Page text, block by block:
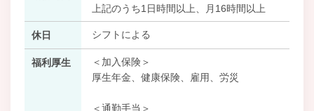
上記のうち1日時間以上、月16時間以上
休日 シフトによる
福利厚生
＜加入保険＞
厚生年金、健康保険、雇用、労災
＜通勤手当＞